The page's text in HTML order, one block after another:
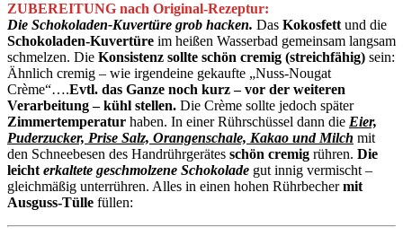
ZUBEREITUNG nach Original-Rezeptur:
Die Schokoladen-Kuvertüre grob hacken. Das Kokosfettund die
Schokoladen-Kuvertüre im heißen Wasserbad gemeinsam langsam
schmelzen. Die Konsistenz sollte schön cremig (streichfähig) sein:
Ähnlich cremig – wie irgendeine gekaufte „Nuss-Nougat
Crème“….Evtl. das Ganze noch kurz – vor der weiteren
Verarbeitung – kühl stellen. Die Crème sollte jedoch später
Zimmertemperatur haben. In einer Rührschüssel dann die Eier,
Puderzucker, Prise Salz, Orangenschale, Kakao und Milch mit
den Schneebesen des Handrührgerätes schön cremig rühren. Die
leichterkaltete geschmolzene Schokolade gut innig vermischt –
gleichmäßig unterrühren. Alles in einen hohen Rührbechermit
Ausguss-Tülle füllen: